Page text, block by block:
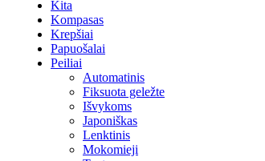
Kita
Kompasas
Krepšiai
Papuošalai
Peiliai
Automatinis
Fiksuota geležte
Išvykoms
Japoniškas
Lenktinis
Mokomieji